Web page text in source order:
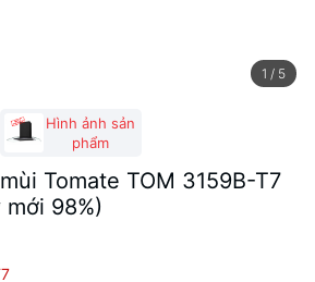
1 / 5
Hình ảnh sản
phẩm
Tomate TOM 3159B-T7
98%)